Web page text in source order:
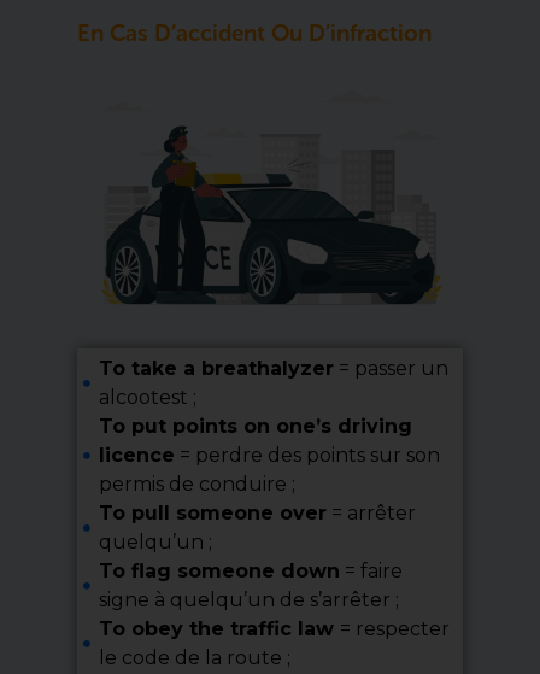
En Cas D’accident Ou D’infraction
To take a breathalyzer= passer un
alcootest ;
To put points on one’s driving
licence = perdre des points sur son
permis de conduire ;
To pull someone over= arrêter
quelqu’un ;
To flag someone down = faire
signe à quelqu’un de s’arrêter ;
To obey the traffic law = respecter
le code de la route ;